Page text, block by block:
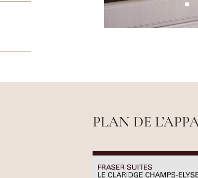
PLAN DE